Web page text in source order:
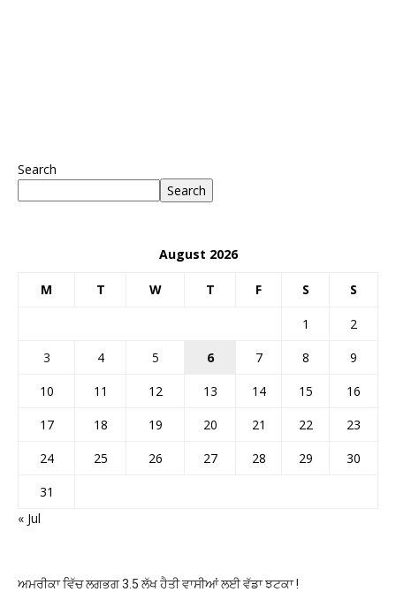
Search
Search
August 2026
M T W T F S S
1
2
3
4 5 6 7 8
9
10
11 12 13 14 15
16
17
18 19 20 21 22
23
24
25 26 27 28 29
30
31
« Jul
ਅਮਰੀਕਾ ਵਿੱਚ ਲਗਭਗ 3.5 ਲੱਖ ਹੈਤੀ ਵਾਸੀਆਂ ਲਈ ਵੱਡਾ ਝਟਕਾ !